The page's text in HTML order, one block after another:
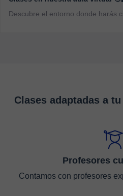
Descubre el entorno donde harás
Clases adaptadas a
Profesores
Contamos con profesores